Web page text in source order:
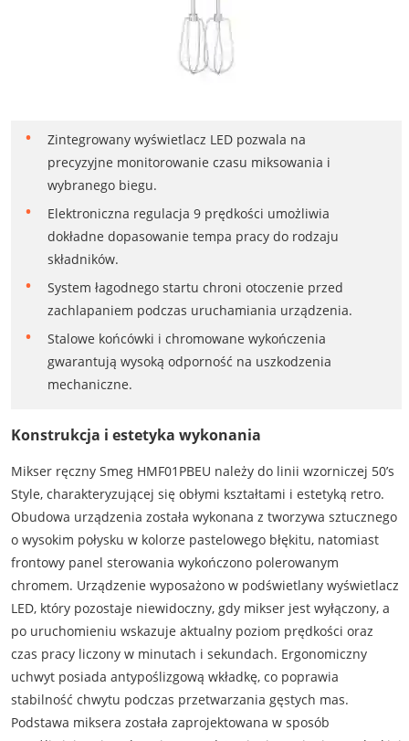
Zintegrowany wyświetlacz LED pozwala na
precyzyjne monitorowanie czasu miksowania i
wybranego biegu.
Elektroniczna regulacja 9 prędkości umożliwia
dokładne dopasowanie tempa pracy do rodzaju
składników.
System łagodnego startu chroni otoczenie przed
zachlapaniem podczas uruchamiania urządzenia.
Stalowe końcówki i chromowane wykończenia
gwarantują wysoką odporność na uszkodzenia
mechaniczne.
Konstrukcja i estetyka wykonania
Mikser ręczny Smeg HMF01PBEU należy do linii wzorniczej 50’s
Style, charakteryzującej się obłymi kształtami i estetyką retro.
Obudowa urządzenia została wykonana z tworzywa sztucznego
o wysokim połysku w kolorze pastelowego błękitu, natomiast
frontowy panel sterowania wykończono polerowanym
chromem. Urządzenie wyposażono w podświetlany wyświetlacz
LED, który pozostaje niewidoczny, gdy mikser jest wyłączony, a
po uruchomieniu wskazuje aktualny poziom prędkości oraz
czas pracy liczony w minutach i sekundach. Ergonomiczny
uchwyt posiada antypoślizgową wkładkę, co poprawia
stabilność chwytu podczas przetwarzania gęstych mas.
Podstawa miksera została zaprojektowana w sposób